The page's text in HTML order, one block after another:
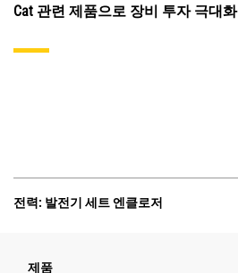
Cat 관련 제품으로 장비 투자 극대화
전력: 발전기 세트 엔클로저
제품